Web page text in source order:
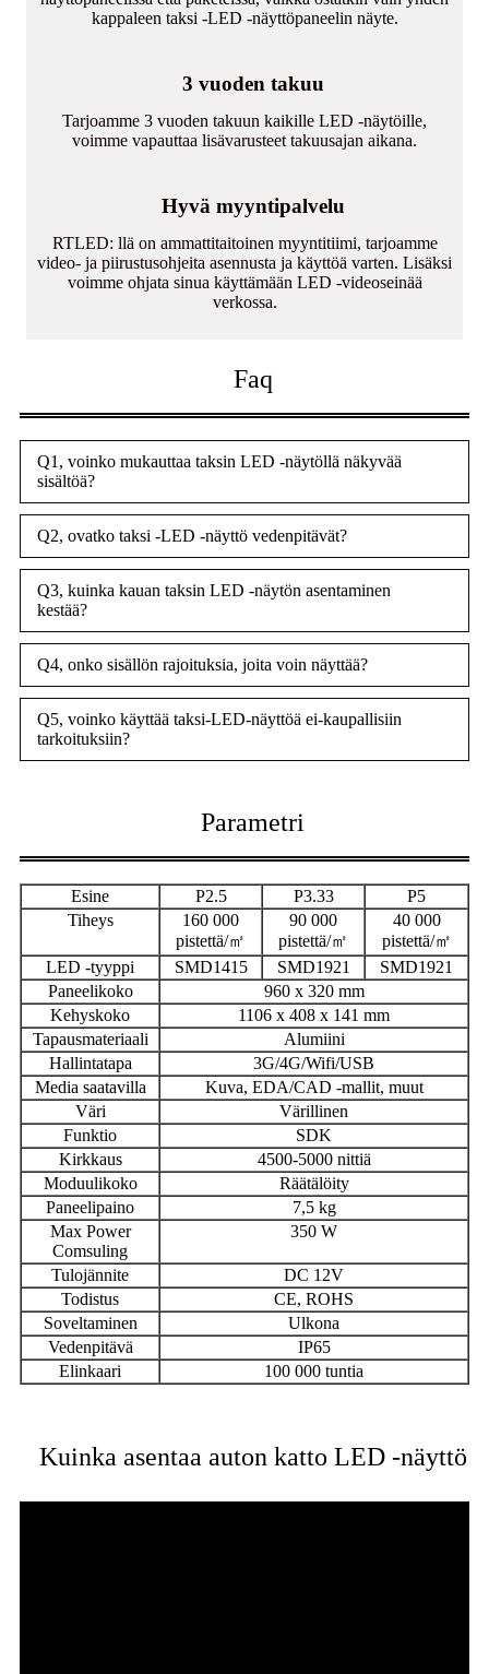
kappaleen taksi -LED -näyttöpaneelin näyte.
3 vuoden takuu
Tarjoamme 3 vuoden takuun kaikille LED -näytöille,
voimme vapauttaa lisävarusteet takuusajan aikana.
Hyvä myyntipalvelu
RTLED: llä on ammattitaitoinen myyntitiimi, tarjoamme
video- ja piirustusohjeita asennusta ja käyttöä varten. Lisäksi
voimme ohjata sinua käyttämään LED -videoseinää
verkossa.
Faq
Q1, voinko mukauttaa taksin LED -näytöllä näkyvää
sisältöä?
Q2, ovatko taksi -LED -näyttö vedenpitävät?
Q3, kuinka kauan taksin LED -näytön asentaminen
kestää?
Q4, onko sisällön rajoituksia, joita voin näyttää?
Q5, voinko käyttää taksi-LED-näyttöä ei-kaupallisiin
tarkoituksiin?
Parametri
Esine P2.5 P3.33
P5
Tiheys
160 000
pistettä/㎡
90 000
pistettä/㎡
40 000
pistettä/㎡
LED -tyyppi
SMD1415 SMD1921
SMD1921
Paneelikoko
960 x 320 mm
Kehyskoko
1106 x 408 x 141 mm
Tapausmateriaali
Alumiini
Hallintatapa
3G/4G/Wifi/USB
Media saatavilla
Kuva, EDA/CAD -mallit, muut
Väri
Värillinen
Funktio
SDK
Kirkkaus
4500-5000 nittiä
Moduulikoko
Räätälöity
Paneelipaino
7,5 kg
Max Power
Comsuling
350 W
Tulojännite
DC 12V
Todistus
CE, ROHS
Soveltaminen
Ulkona
Vedenpitävä
IP65
Elinkaari
100 000 tuntia
Kuinka asentaa auton katto LED -näyttö